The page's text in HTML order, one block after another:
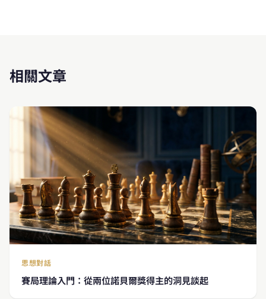
相關文章
思想對話
賽局理論入門：從兩位諾貝爾獎得主的洞見談起